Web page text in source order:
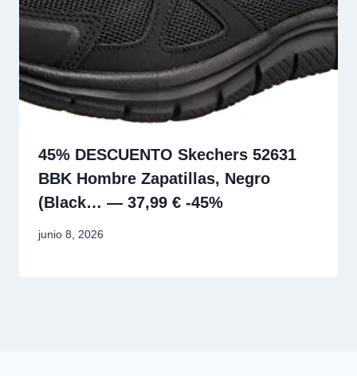
45% DESCUENTO Skechers 52631
BBK Hombre Zapatillas, Negro
(Black… — 37,99 € -45%
junio 8, 2026